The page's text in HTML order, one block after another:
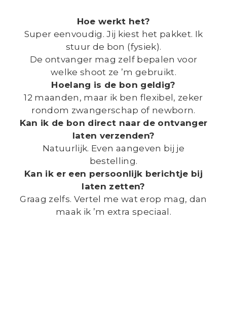
Hoe werkt het?
Super eenvoudig. Jij kiest het pakket. Ik
stuur de bon (fysiek).
De ontvanger mag zelf bepalen voor
welke shoot ze ’m gebruikt.
Hoelang is de bon geldig?
12 maanden, maar ik ben flexibel, zeker
rondom zwangerschap of newborn.
Kan ik de bon direct naar de ontvanger
laten verzenden?
Natuurlijk. Even aangeven bij je
bestelling.
Kan ik er een persoonlijk berichtje bij
laten zetten?
Graag zelfs. Vertel me wat erop mag, dan
maak ik ’m extra speciaal.